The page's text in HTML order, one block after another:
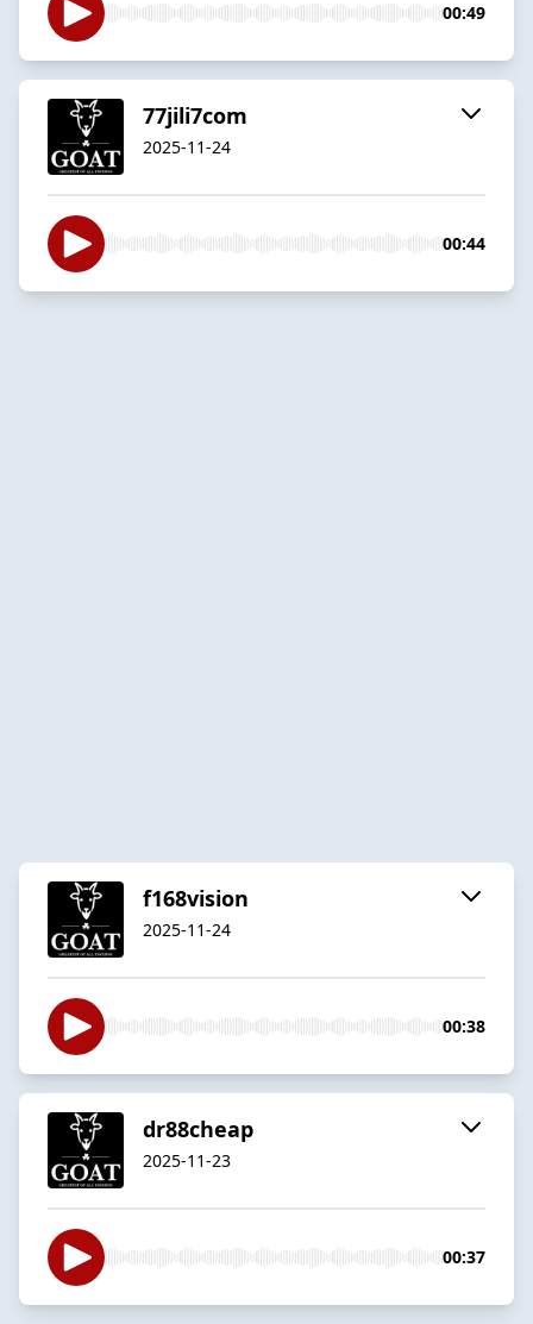
00:49
77jili7com
2025-11-24
00:44
f168vision
2025-11-24
00:38
dr88cheap
2025-11-23
00:37